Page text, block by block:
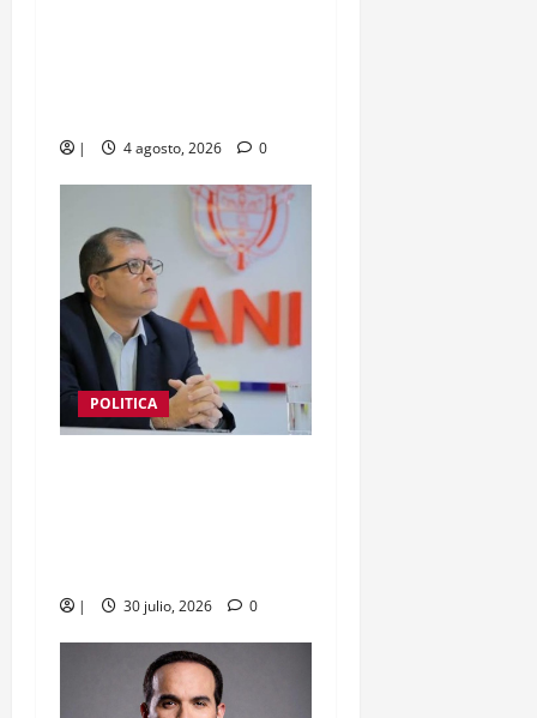
| 4 agosto, 2026 0
POLITICA
| 30 julio, 2026 0